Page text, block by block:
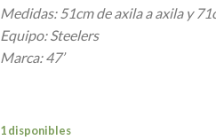
$
Medidas: 51cm de axila a axila y
Equipo: Steelers
Marca: 47’
1 disponibles